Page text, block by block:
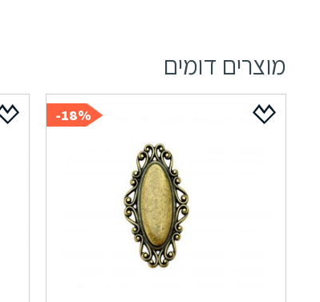
מוצרים דומים
18%-